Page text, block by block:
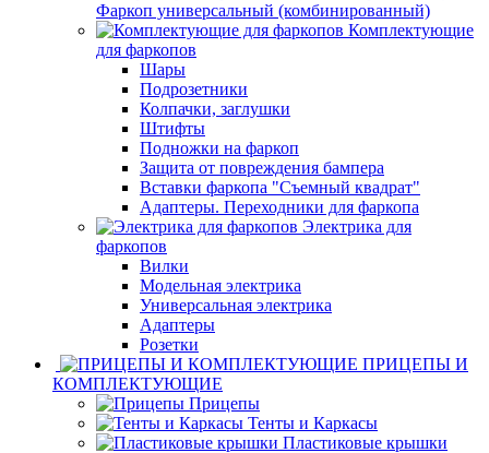
Фаркоп универсальный (комбинированный)
Комплектующие
для фаркопов
Шары
Подрозетники
Колпачки, заглушки
Штифты
Подножки на фаркоп
Защита от повреждения бампера
Вставки фаркопа "Съемный квадрат"
Адаптеры. Переходники для фаркопа
Электрика для
фаркопов
Вилки
Модельная электрика
Универсальная электрика
Адаптеры
Розетки
ПРИЦЕПЫ И
КОМПЛЕКТУЮЩИЕ
Прицепы
Тенты и Каркасы
Пластиковые крышки